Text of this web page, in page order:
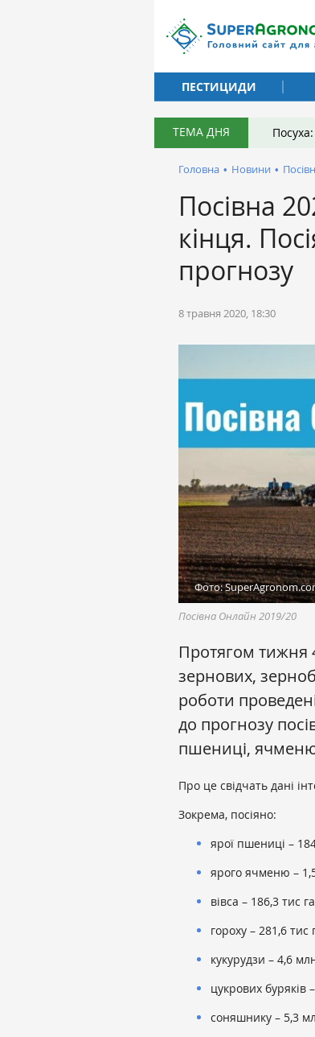
ПЕСТИЦИДИ
ТЕМА ДНЯ
Головна • Новини •
Посівна
кінця.
прогнозу
8 травня 2020, 18:30
Фото:
Посівна Онлайн 2019/20
Протягом тижня
зернових,
роботи
до прогнозу
пшениці,
Про це свідчать дані
Зокрема, посіяно:
ярої пшениці –
ярого ячменю –
вівса – 186,3 тис га
гороху – 281,6 тис
кукурудзи – 4,6
цукрових буряків
соняшнику – 5,3